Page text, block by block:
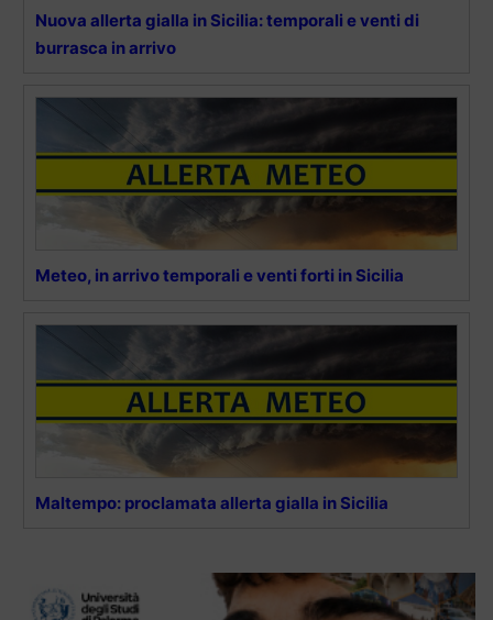
Nuova allerta gialla in Sicilia: temporali e venti di
burrasca in arrivo
Meteo, in arrivo temporali e venti forti in Sicilia
Maltempo: proclamata allerta gialla in Sicilia